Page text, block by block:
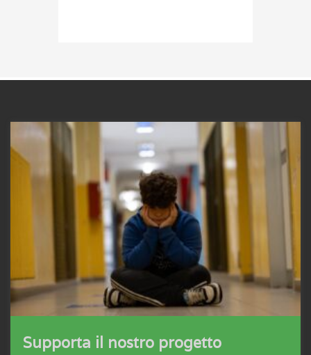
Supporta il nostro progetto